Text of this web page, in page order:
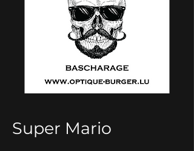
Super Mario